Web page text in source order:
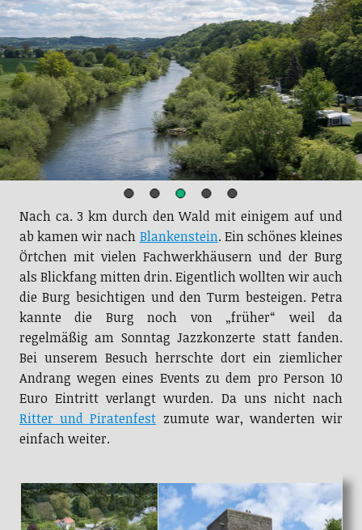
Nach ca. 3 km durch den Wald mit einigem auf und
ab kamen wir nach Blankenstein. Ein schönes kleines
Örtchen mit vielen Fachwerkhäusern und der Burg
als Blickfang mitten drin. Eigentlich wollten wir auch
die Burg besichtigen und den Turm besteigen. Petra
kannte die Burg noch von „früher“ weil da
regelmäßig am Sonntag Jazzkonzerte statt fanden.
Bei unserem Besuch herrschte dort ein ziemlicher
Andrang wegen eines Events zu dem pro Person 10
Euro Eintritt verlangt wurden. Da uns nicht nach
Ritter und Piratenfest zumute war, wanderten wir
einfach weiter.